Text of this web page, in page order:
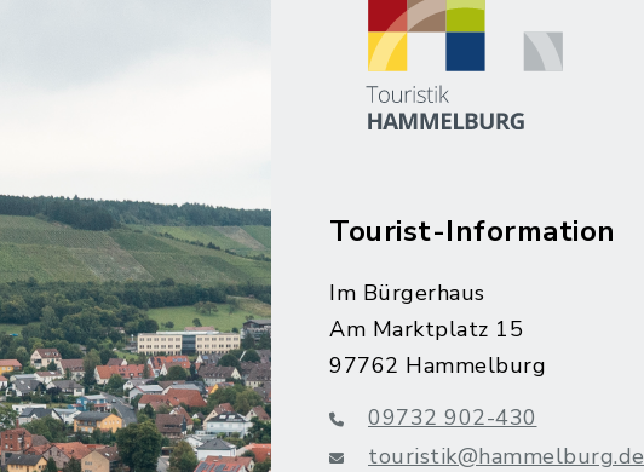
Tourist-Information
Im Bürgerhaus
Am Marktplatz 15
97762 Hammelburg
09732 902-430
touristik@hammelburg.de